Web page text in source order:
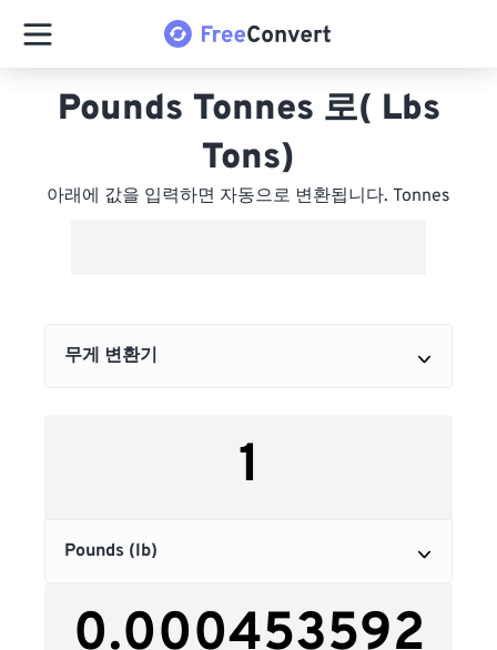
Pounds Tonnes 로( Lbs
Tons)
아래에 값을 입력하면 자동으로 변환됩니다. Tonnes